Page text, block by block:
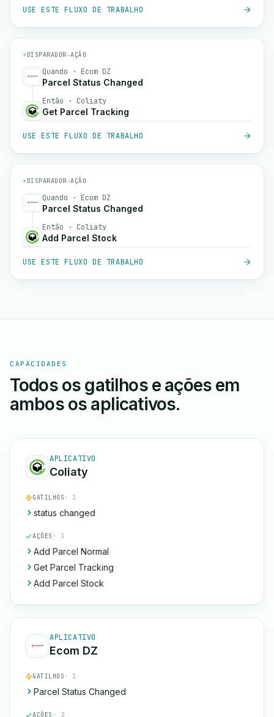
USE ESTE FLUXO DE TRABALHO
⚡ DISPARADOR→AÇÃO
Quando · Ecom DZ
Parcel Status Changed
Então · Coliaty
Get Parcel Tracking
USE ESTE FLUXO DE TRABALHO
⚡ DISPARADOR→AÇÃO
Quando · Ecom DZ
Parcel Status Changed
Então · Coliaty
Add Parcel Stock
USE ESTE FLUXO DE TRABALHO
CAPACIDADES
Todos os gatilhos e ações em
ambos os aplicativos.
APLICATIVO
Coliaty
GATILHOS · 1
status changed
AÇÕES · 3
Add Parcel Normal
Get Parcel Tracking
Add Parcel Stock
APLICATIVO
Ecom DZ
GATILHOS · 1
Parcel Status Changed
AÇÕES · 2